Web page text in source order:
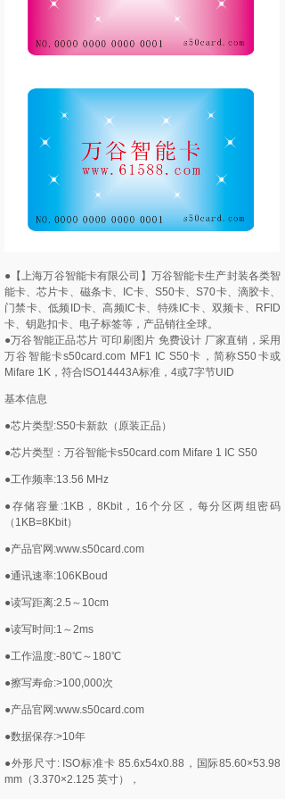
●【上海万谷智能卡有限公司】万谷智能卡生产封装各类智
能卡、芯片卡、磁条卡、IC卡、S50卡、S70卡、滴胶卡、
门禁卡、低频ID卡、高频IC卡、特殊IC卡、双频卡、RFID
卡、钥匙扣卡、电子标签等，产品销往全球。
●万谷智能正品芯片 可印刷图片 免费设计 厂家直销，采用
万谷智能卡s50card.com MF1 IC S50卡，简称S50卡或
Mifare 1K，符合ISO14443A标准，4或7字节UID
基本信息
●芯片类型:S50卡新款（原装正品）
●芯片类型：万谷智能卡s50card.com Mifare 1 IC S50
●工作频率:13.56 MHz
●存储容量:1KB，8Kbit，16个分区，每分区两组密码
（1KB=8Kbit）
●产品官网:www.s50card.com
●通讯速率:106KBoud
●读写距离:2.5～10cm
●读写时间:1～2ms
●工作温度:-80℃～180℃
●擦写寿命:>100,000次
●产品官网:www.s50card.com
●数据保存:>10年
●外形尺寸: ISO标准卡 85.6x54x0.88，国际85.60×53.98
mm（3.370×2.125 英寸），